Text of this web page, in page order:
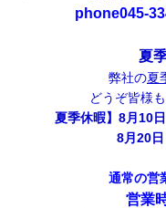
phone045-
夏
弊社の夏
どうぞ皆様
夏季休暇】8月10
8月20日（木曜
通常の営
営業